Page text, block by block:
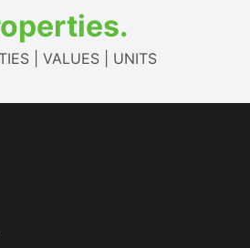
| VALUES | UNITS